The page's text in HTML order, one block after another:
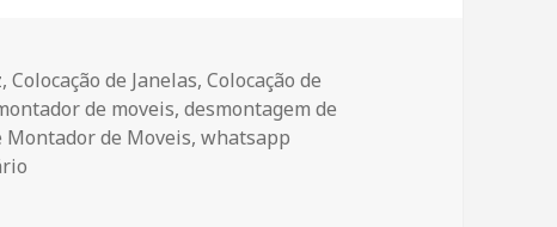
,Colocação de Janelas,Colocação de
de moveis,desmontagem de
Montador de Moveis,whatsapp